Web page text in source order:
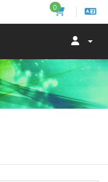
0